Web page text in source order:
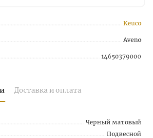
Keuco
Aveno
14650379000
Доставка и оплата
Черный матовый
Подвесной